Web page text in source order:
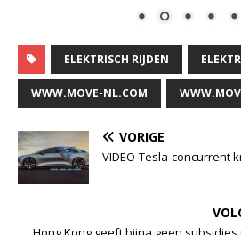
ELEKTRISCH RIJDEN
WWW.MOVE-NL.COM
VORIGE
VIDEO-Tesla-concurrent